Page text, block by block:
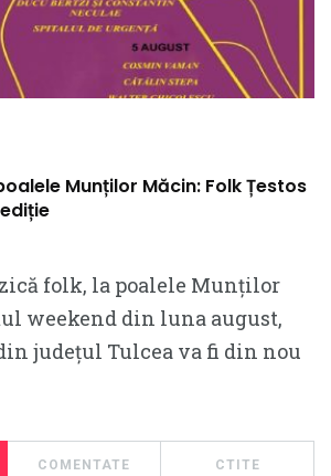
Munților Măcin: Folk Țestos
folk, la poalele Munților
weekend din luna august,
județul Tulcea va fi din nou
COMENTATE CTITE